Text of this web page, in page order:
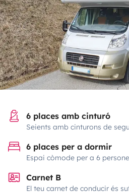
6 places amb cinturó
Seients amb cinturons de
6 places per a dormir
Espai còmode per a 6
Carnet B
El teu carnet de conducir és